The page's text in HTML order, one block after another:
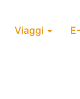
Viaggi